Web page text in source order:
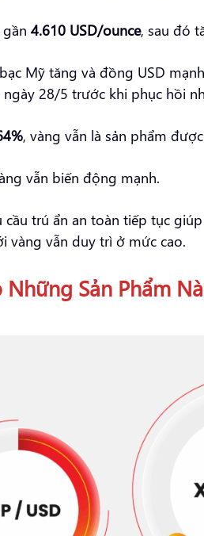
4.610 USD/ounce, sau đó
Mỹ tăng và đồng USD
28/5 trước khi phục hồi
, vàng vẫn là sản phẩm
vẫn biến động mạnh.
trú ẩn an toàn tiếp tục giúp
vàng vẫn duy trì ở mức cao.
Sản Phẩm